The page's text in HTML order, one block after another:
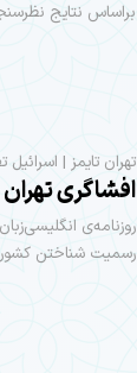
براساس نتایج
تهران تایمز |
افشاگری تهران
روزنامه‌ی
رسمیت شناختن